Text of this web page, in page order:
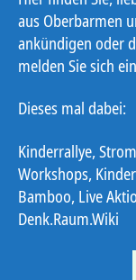
aus Oberbarmen
ankündigen oder
melden Sie sich
Dieses mal dabei:
Kinderrallye,
Workshops,
Bamboo, Live
Denk.Raum.Wiki